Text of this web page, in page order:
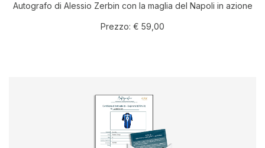
Autografo di Alessio Zerbin con la maglia del Napoli in azione
Prezzo: € 59,00